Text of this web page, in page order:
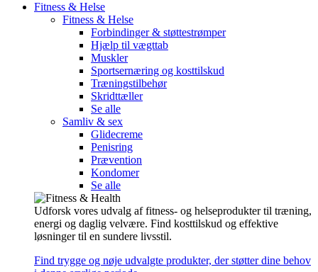
Fitness & Helse
Fitness & Helse
Forbindinger & støttestrømper
Hjælp til vægttab
Muskler
Sportsernæring og kosttilskud
Træningstilbehør
Skridttæller
Se alle
Samliv & sex
Glidecreme
Penisring
Prævention
Kondomer
Se alle
Udforsk vores udvalg af fitness- og helseprodukter til træning,
energi og daglig velvære. Find kosttilskud og effektive
løsninger til en sundere livsstil.
Find trygge og nøje udvalgte produkter, der støtter dine behov